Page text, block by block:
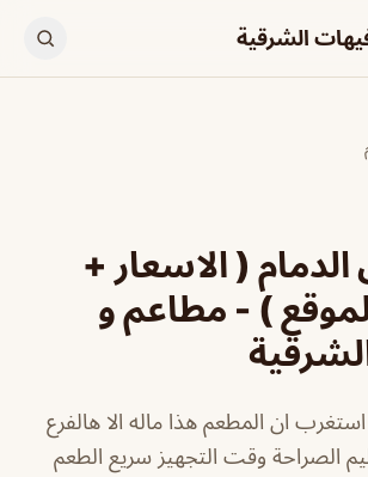
الشرقية
( الاسعار +
) - مطاعم و
ان المطعم هذا ماله الا هالفرع
الصراحة وقت التجهيز سريع الطعم